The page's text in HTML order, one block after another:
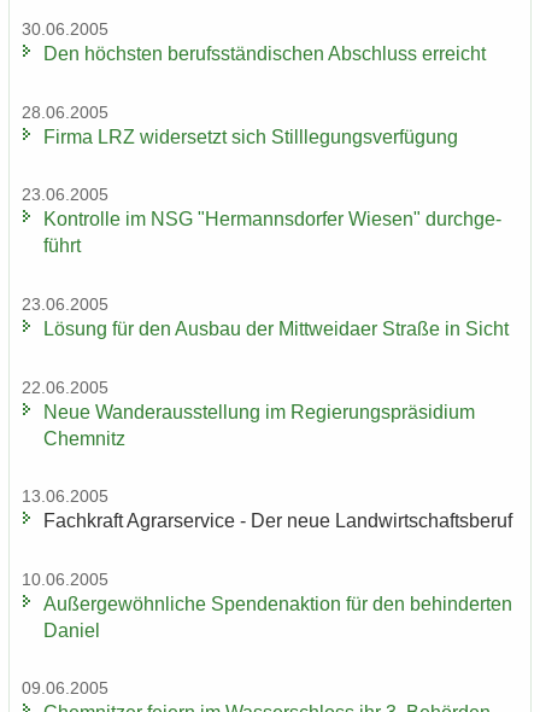
30.06.2005
Den höchs­ten be­rufs­stän­di­schen Ab­schluss er­reicht
28.06.2005
Firma LRZ wi­der­setzt sich Still­le­gungs­ver­fü­gung
23.06.2005
Kon­trol­le im NSG "Her­manns­dor­fer Wie­sen" durch­ge­
führt
23.06.2005
Lö­sung für den Aus­bau der Mitt­wei­da­er Stra­ße in Sicht
22.06.2005
Neue Wan­der­aus­stel­lung im Re­gie­rungs­prä­si­di­um
Chem­nitz
13.06.2005
Fach­kraft Agrar­ser­vice - Der neue Land­wirt­schafts­be­ruf
10.06.2005
Au­ßer­ge­wöhn­li­che Spen­den­ak­ti­on für den be­hin­der­ten
Da­ni­el
09.06.2005